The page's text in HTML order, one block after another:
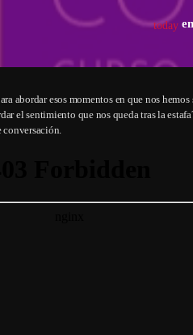
today
abordar esos momentos en que nos
el sentimiento que nos queda tras la